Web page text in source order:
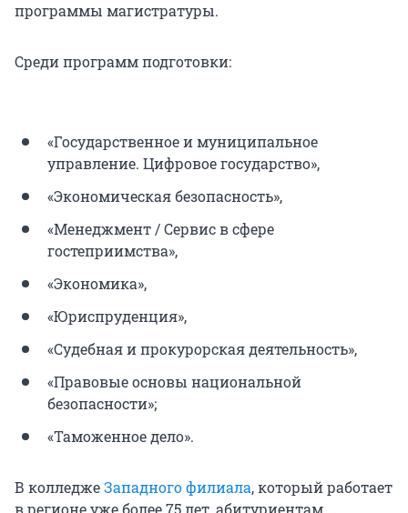
программы магистратуры.
Среди программ подготовки:
«Государственное и муниципальное
управление. Цифровое государство»,
«Экономическая безопасность»,
«Менеджмент / Сервис в сфере
гостеприимства»,
«Экономика»,
«Юриспруденция»,
«Судебная и прокурорская деятельность»,
«Правовые основы национальной
безопасности»;
«Таможенное дело».
В колледжеЗападного филиала, который работает